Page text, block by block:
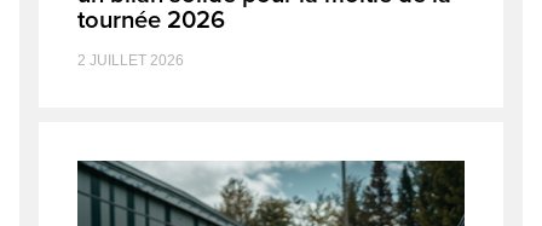
tournée 2026
2 JUILLET 2026